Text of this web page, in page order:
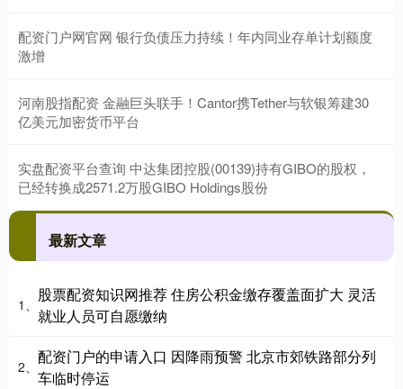
配资门户网官网 银行负债压力持续！年内同业存单计划额度
激增
河南股指配资 金融巨头联手！Cantor携Tether与软银筹建30
亿美元加密货币平台
实盘配资平台查询 中达集团控股(00139)持有GIBO的股权，
已经转换成2571.2万股GIBO Holdings股份
最新文章
1、
股票配资知识网推荐 住房公积金缴存覆盖面扩大 灵活
就业人员可自愿缴纳
2、
配资门户的申请入口 因降雨预警 北京市郊铁路部分列
车临时停运